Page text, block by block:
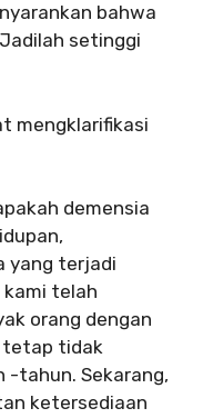
bahwa
setinggi
mengklarifikasi
demensia
yang terjadi
telah
orang dengan
tetap tidak
-tahun. Sekarang,
ketersediaan